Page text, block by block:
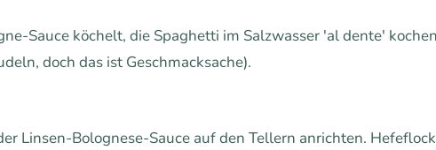
Sauce köchelt, die Spaghetti im Salzwasser 'al dente'
doch das ist Geschmacksache).
Linsen-Bolognese-Sauce auf den Tellern anrichten.